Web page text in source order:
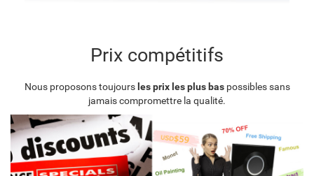
Prix compétitifs
Nous proposons toujours les prix les plus baspossibles sans
jamais compromettre la qualité.